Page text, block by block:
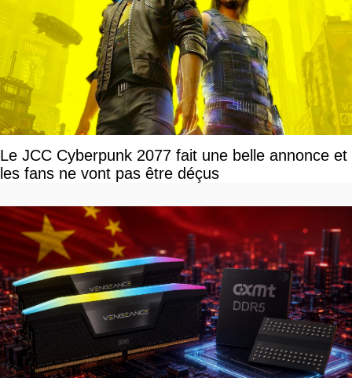
Le JCC Cyberpunk 2077 fait une belle annonce et
les fans ne vont pas être déçus